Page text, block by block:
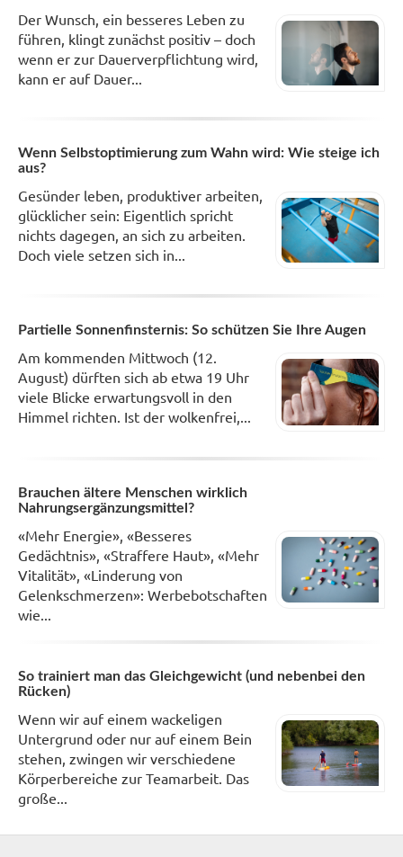
Der Wunsch, ein besseres Leben zu
führen, klingt zunächst positiv – doch
wenn er zur Dauerverpflichtung wird,
kann er auf Dauer...
Wenn Selbstoptimierung zum Wahn wird: Wie steige ich
aus?
Gesünder leben, produktiver arbeiten,
glücklicher sein: Eigentlich spricht
nichts dagegen, an sich zu arbeiten.
Doch viele setzen sich in...
Partielle Sonnenfinsternis: So schützen Sie Ihre Augen
Am kommenden Mittwoch (12.
August) dürften sich ab etwa 19 Uhr
viele Blicke erwartungsvoll in den
Himmel richten. Ist der wolkenfrei,...
Brauchen ältere Menschen wirklich
Nahrungsergänzungsmittel?
«Mehr Energie», «Besseres
Gedächtnis», «Straffere Haut», «Mehr
Vitalität», «Linderung von
Gelenkschmerzen»: Werbebotschaften
wie...
So trainiert man das Gleichgewicht (und nebenbei den
Rücken)
Wenn wir auf einem wackeligen
Untergrund oder nur auf einem Bein
stehen, zwingen wir verschiedene
Körperbereiche zur Teamarbeit. Das
große...